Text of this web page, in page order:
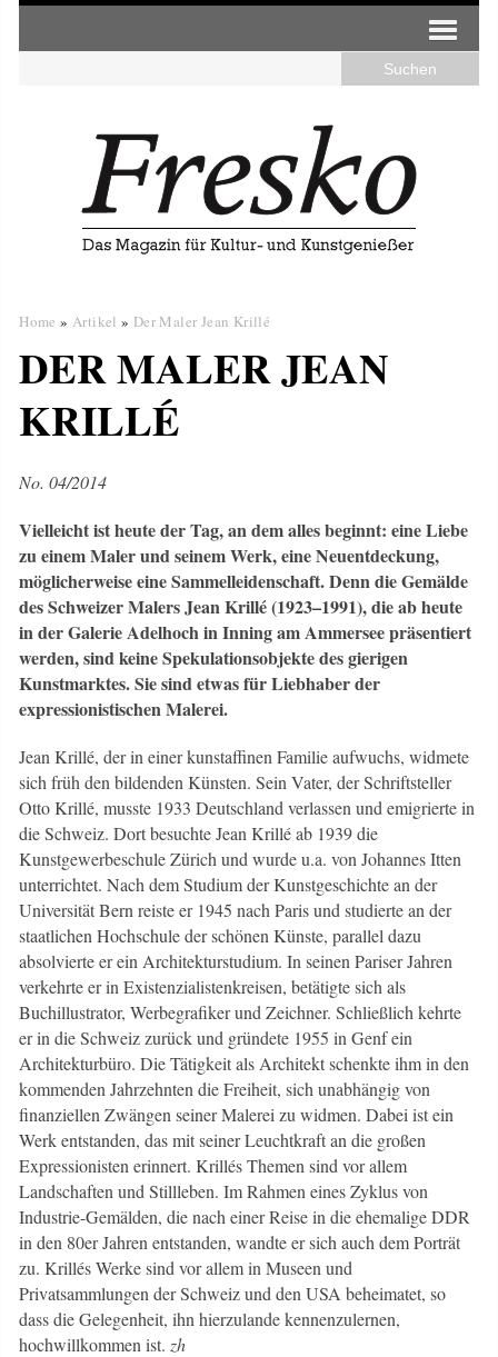
Home » Artikel » Der Maler Jean Krillé
DER MALER JEAN
KRILLÉ
No. 04/2014
Vielleicht ist heute der Tag, an dem alles beginnt: eine Liebe
zu einem Maler und seinem Werk, eine Neuentdeckung,
möglicherweise eine Sammelleidenschaft. Denn die Gemälde
des Schweizer Malers Jean Krillé (1923–1991), die ab heute
in der Galerie Adelhoch in Inning am Ammersee präsentiert
werden, sind keine Spekulationsobjekte des gierigen
Kunstmarktes. Sie sind etwas für Liebhaber der
expressionistischen Malerei.
Jean Krillé, der in einer kunstaffinen Familie aufwuchs, widmete
sich früh den bildenden Künsten. Sein Vater, der Schriftsteller
Otto Krillé, musste 1933 Deutschland verlassen und emigrierte in
die Schweiz. Dort besuchte Jean Krillé ab 1939 die
Kunstgewerbeschule Zürich und wurde u.a. von Johannes Itten
unterrichtet. Nach dem Studium der Kunstgeschichte an der
Universität Bern reiste er 1945 nach Paris und studierte an der
staatlichen Hochschule der schönen Künste, parallel dazu
absolvierte er ein Architekturstudium. In seinen Pariser Jahren
verkehrte er in Existenzialistenkreisen, betätigte sich als
Buchillustrator, Werbegrafiker und Zeichner. Schließlich kehrte
er in die Schweiz zurück und gründete 1955 in Genf ein
Architekturbüro. Die Tätigkeit als Architekt schenkte ihm in den
kommenden Jahrzehnten die Freiheit, sich unabhängig von
finanziellen Zwängen seiner Malerei zu widmen. Dabei ist ein
Werk entstanden, das mit seiner Leuchtkraft an die großen
Expressionisten erinnert. Krillés Themen sind vor allem
Landschaften und Stillleben. Im Rahmen eines Zyklus von
Industrie-Gemälden, die nach einer Reise in die ehemalige DDR
in den 80er Jahren entstanden, wandte er sich auch dem Porträt
zu. Krillés Werke sind vor allem in Museen und
Privatsammlungen der Schweiz und den USA beheimatet, so
dass die Gelegenheit, ihn hierzulande kennenzulernen,
hochwillkommen ist. zh